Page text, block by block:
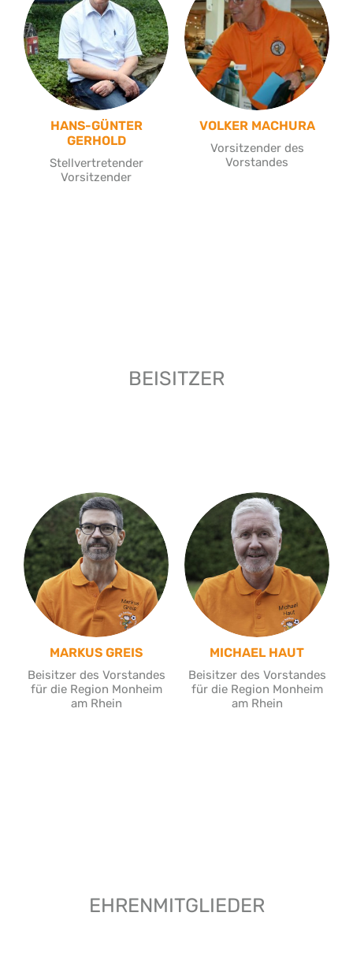
HANS-GÜNTER
GERHOLD
Stellvertretender
Vorsitzender
VOLKER MACHURA
Vorsitzender des
Vorstandes
BEISITZER
MARKUS GREIS
Beisitzer des Vorstandes
für die Region Monheim
am Rhein
MICHAEL HAUT
Beisitzer des Vorstandes
für die Region Monheim
am Rhein
EHRENMITGLIEDER